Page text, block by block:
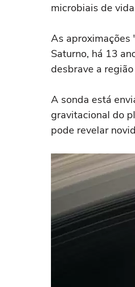
microbiais de
As aproximações
Saturno, há 13
desbrave a
A sonda está
gravitacional do
pode revelar